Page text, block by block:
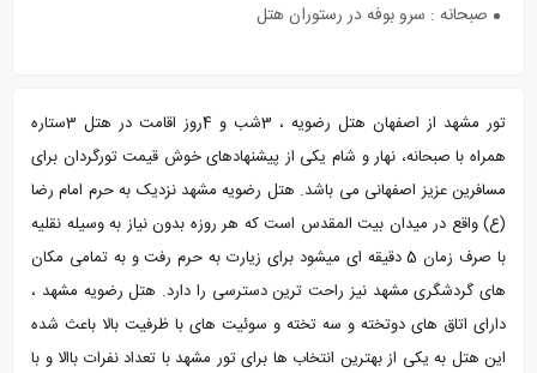
صبحانه : سرو بوفه در رستوران هتل
تور مشهد از اصفهان هتل رضویه ، 3شب و 4روز اقامت در هتل 3ستاره
همراه با صبحانه، نهار و شام یکی از پیشنهادهای خوش قیمت تورگردان برای
مسافرین عزیز اصفهانی می باشد. هتل رضویه مشهد نزدیک به حرم امام رضا
(ع) واقع در میدان بیت المقدس است که هر روزه بدون نیاز به وسیله نقلیه
با صرف زمان 5 دقیقه ای میشود برای زیارت به حرم رفت و به تمامی مکان
های گردشگری مشهد نیز راحت ترین دسترسی را دارد. هتل رضویه مشهد ،
دارای اتاق های دوتخته و سه تخته و سوئیت های با ظرفیت بالا باعث شده
این هتل به یکی از بهترین انتخاب ها برای تور مشهد با تعداد نفرات باالا و با